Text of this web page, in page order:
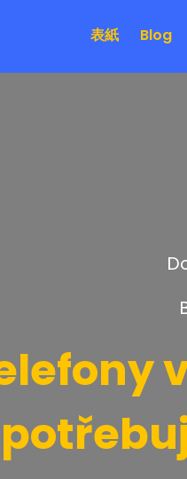
表紙 Blog